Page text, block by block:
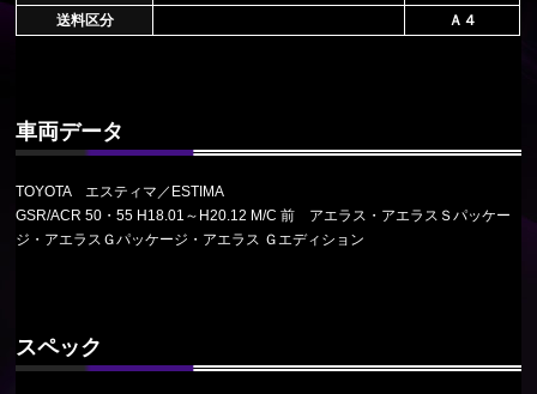
送料区分 Ａ４
車両データ
TOYOTA エスティマ／ESTIMA
GSR/ACR 50・55 H18.01～H20.12 M/C 前 アエラス・アエラスＳパッケー
ジ・アエラスＧパッケージ・アエラス Ｇエディション
スペック